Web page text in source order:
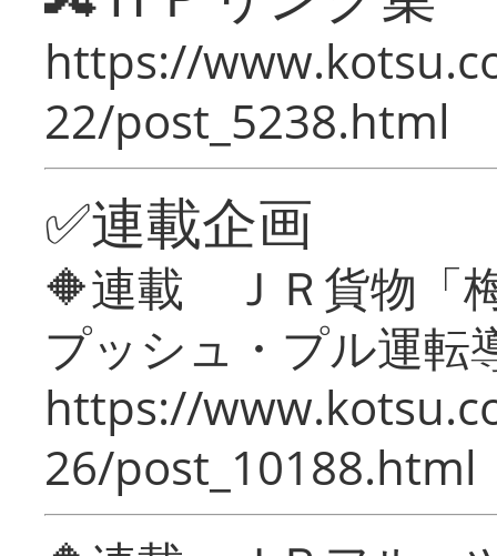
https://
22/post_5238.html
✅連載企画
🔶連載 ＪＲ貨物「
プッシュ・プル運転
https://
26/post_10188.html